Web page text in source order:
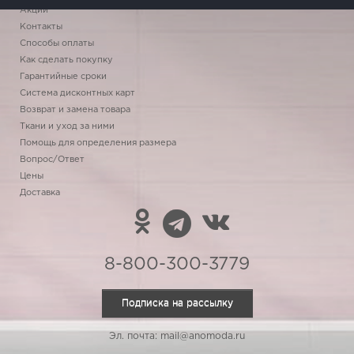
Акции
Контакты
Способы оплаты
Как сделать покупку
Гарантийные сроки
Система дисконтных карт
Возврат и замена товара
Ткани и уход за ними
Помощь для определения размера
Вопрос/Ответ
Цены
Доставка
8-800-300-3779
Подписка на рассылку
Эл. почта: mail@anomoda.ru